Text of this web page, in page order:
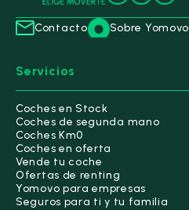
Contacto Sobre Yomovo
Servicios
Coches en Stock
Coches de segunda mano
Coches Km0
Coches en oferta
Vende tu coche
Ofertas de renting
Yomovo para empresas
Seguros para ti y tu familia